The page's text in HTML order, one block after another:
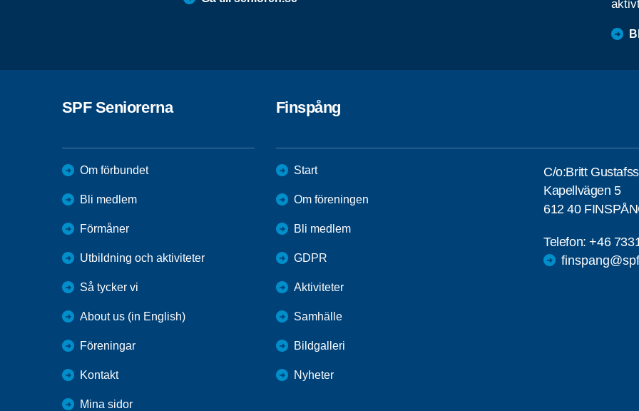
SPF Seniorerna
Om förbundet
Bli medlem
Förmåner
Utbildning och aktiviteter
Så tycker vi
About us (in English)
Föreningar
Kontakt
Mina sidor
Finspång
Start
Om föreningen
Bli medlem
GDPR
Aktiviteter
Samhälle
Bildgalleri
Nyheter
C/o:Britt
Kapellvägen 5
612 40
Telefon:+46